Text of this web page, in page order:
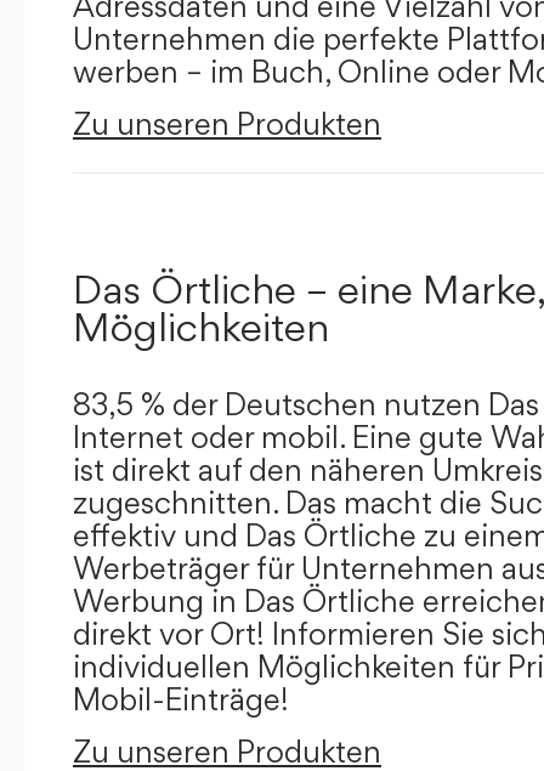
Unternehmen die perfekte
werben – im Buch, Online oder
Zu unseren Produkten
Das Örtliche – eine
Möglichkeiten
83,5 % der Deutschen nutzen
Internet oder mobil. Eine gute
ist direkt auf den näheren
zugeschnitten. Das macht die
effektiv und Das Örtliche zu
Werbeträger für Unternehmen
Werbung in Das Örtliche
direkt vor Ort! Informieren Sie
individuellen Möglichkeiten für
Mobil-Einträge!
Zu unseren Produkten